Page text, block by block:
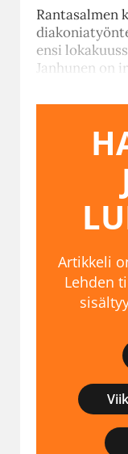
Rantasalmen
ensi
Janhunen on
Artikkeli
Lehden